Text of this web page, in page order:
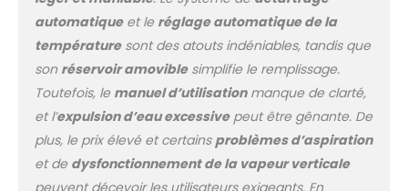
le temps. RÉSERVOIR
D'EAU AMOVIBLE : Un
réservoir transparent
de 1,8 litre offrant
jusqu'à 1h30 d'utilisation
continue. Visualisez la
quantité d'eau restante
et remplissez à tout
moment sous le
automatiqueet le réglage automatique de la
températuresont des atouts indéniables, tandis que
son réservoir amoviblesimplifie le remplissage.
Toutefois, le manuel d’utilisationmanque de clarté,
et l’expulsion d’eau excessivepeut être gênante. De
plus, le prix élevé et certainsproblèmes d’aspiration
et de dysfonctionnement de la vapeur verticale